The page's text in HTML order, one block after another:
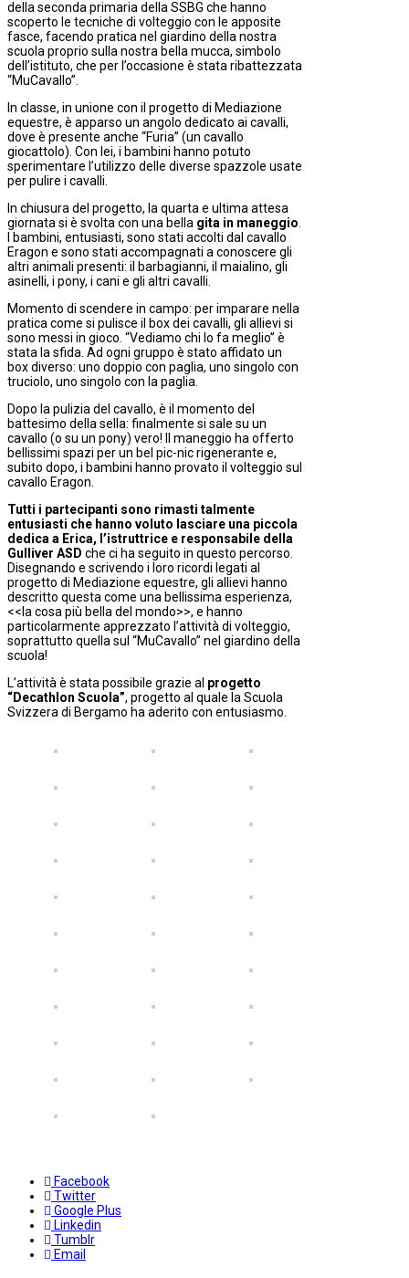
della seconda primaria della SSBG che hanno
scoperto le tecniche di volteggio con le apposite
fasce, facendo pratica nel giardino della nostra
scuola proprio sulla nostra bella mucca, simbolo
dell’istituto, che per l’occasione è stata ribattezzata
“MuCavallo”.
In classe, in unione con il progetto di Mediazione
equestre, è apparso un angolo dedicato ai cavalli,
dove è presente anche “Furia” (un cavallo
giocattolo). Con lei, i bambini hanno potuto
sperimentare l’utilizzo delle diverse spazzole usate
per pulire i cavalli.
In chiusura del progetto, la quarta e ultima attesa
giornata si è svolta con una bella gita in maneggio.
I bambini, entusiasti, sono stati accolti dal cavallo
Eragon e sono stati accompagnati a conoscere gli
altri animali presenti: il barbagianni, il maialino, gli
asinelli, i pony, i cani e gli altri cavalli.
Momento di scendere in campo: per imparare nella
pratica come si pulisce il box dei cavalli, gli allievi si
sono messi in gioco. “Vediamo chi lo fa meglio” è
stata la sfida. Ad ogni gruppo è stato affidato un
box diverso: uno doppio con paglia, uno singolo con
truciolo, uno singolo con la paglia.
Dopo la pulizia del cavallo, è il momento del
battesimo della sella: finalmente si sale su un
cavallo (o su un pony) vero! Il maneggio ha offerto
bellissimi spazi per un bel pic-nic rigenerante e,
subito dopo, i bambini hanno provato il volteggio sul
cavallo Eragon.
Tutti i partecipanti sono rimasti talmente
entusiasti che hanno voluto lasciare una piccola
dedica a Erica, l’istruttrice e responsabile della
Gulliver ASD che ci ha seguito in questo percorso.
Disegnando e scrivendo i loro ricordi legati al
progetto di Mediazione equestre, gli allievi hanno
descritto questa come una bellissima esperienza,
<<la cosa più bella del mondo>>, e hanno
particolarmente apprezzato l’attività di volteggio,
soprattutto quella sul “MuCavallo” nel giardino della
scuola!
L’attività è stata possibile grazie al progetto
“Decathlon Scuola”, progetto al quale la Scuola
Svizzera di Bergamo ha aderito con entusiasmo.
Facebook
Twitter
Google Plus
Linkedin
Tumblr
Email